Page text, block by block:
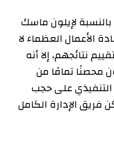
لإيلون ماسك
الأعمال العظماء لا
نتائجهم، إلا أنه
محصنًا تمامًا من
على حجب
فريق الإدارة الكامل